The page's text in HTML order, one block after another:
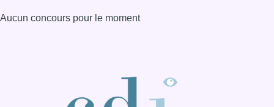
Aucun concours pour le moment